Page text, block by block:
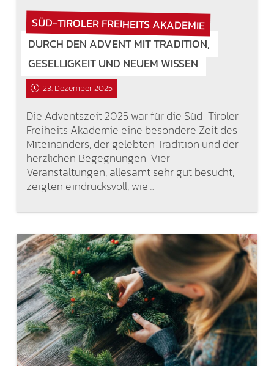
SÜD-TIROLER FREIHEITS AKADEMIE
DURCH DEN ADVENT MIT TRADITION,
GESELLIGKEIT UND NEUEM WISSEN
23. Dezember 2025
Die Adventszeit 2025 war für die Süd-Tiroler
Freiheits Akademie eine besondere Zeit des
Miteinanders, der gelebten Tradition und der
herzlichen Begegnungen. Vier
Veranstaltungen, allesamt sehr gut besucht,
zeigten eindrucksvoll, wie…